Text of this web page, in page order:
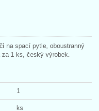
na spací pytle, oboustranný
1 ks, český výrobek.
1
ks